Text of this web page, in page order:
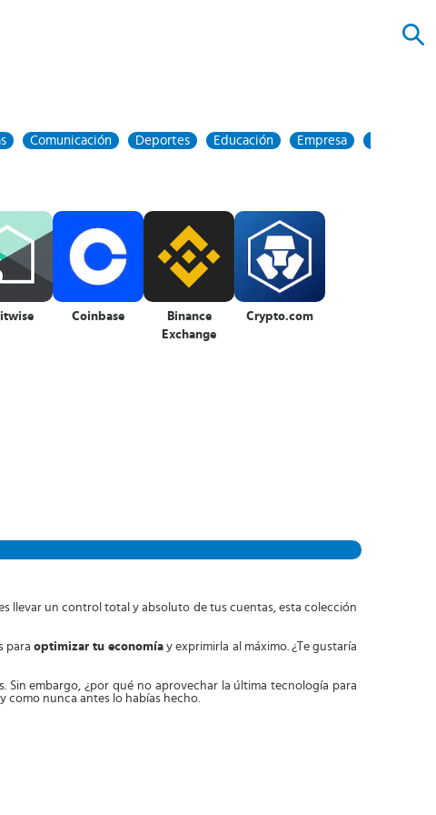
Comunicación Deportes Educación Empresa
Coinbase
Binance
Exchange
Crypto.com
llevar un control total y absoluto de tus cuentas, esta colección
para optimizar tu economía y exprimirla al máximo. ¿Te gustaría
Sin embargo, ¿por qué no aprovechar la última tecnología para
como nunca antes lo habías hecho.